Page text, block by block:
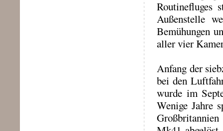
Routinefluges
Außenstelle
Bemühungen
aller vier
Anfang der
bei den
wurde im
Wenige Jahre